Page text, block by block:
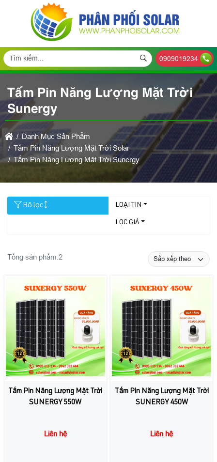
0909019234
Tấm Pin Năng Lượng Mặt Trời
Sunergy
Danh Mục Sản Phẩm
Tấm Pin Năng Lượng Mặt Trời Solar
Tấm Pin Năng Lượng Mặt Trời Sunergy
Bộ lọc LOẠI TIN
LỌC GIÁ
Tổng sản phẩm:2
Tấm Pin Năng Lượng Mặt Trời
SUNERGY 550W
Liên hệ
Tấm Pin Năng Lượng Mặt Trời
SUNERGY 450W
Liên hệ